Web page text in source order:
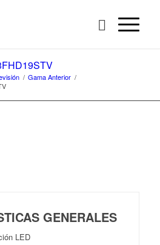
/ Gama Anterior /
GENERALES
LED